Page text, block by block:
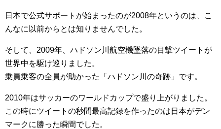
日本で公式サポートが始まったのが2008年というのは、こ
んなに以前からとは知りませんでした。
そして、2009年、ハドソン川航空機墜落の目撃ツイートが
世界中を駆け巡りました。
乗員乗客の全員が助かった「ハドソン川の奇跡」です。
2010年はサッカーのワールドカップで盛り上がりました。
この時にツイートの秒間最高記録を作ったのは日本がデン
マークに勝った瞬間でした。